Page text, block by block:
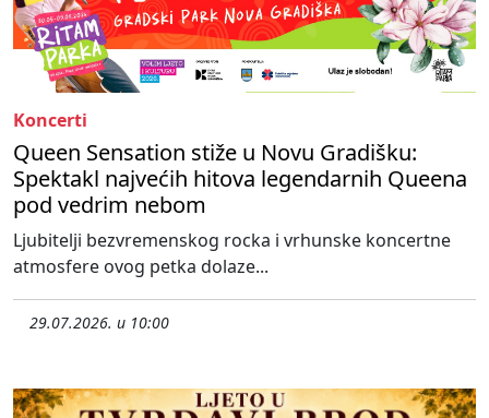
Koncerti
Queen Sensation stiže u Novu Gradišku:
Spektakl najvećih hitova legendarnih Queena
pod vedrim nebom
Ljubitelji bezvremenskog rocka i vrhunske koncertne
atmosfere ovog petka dolaze...
29.07.2026. u 10:00